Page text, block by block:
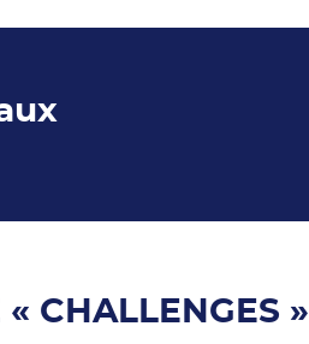
CHALLENGES »